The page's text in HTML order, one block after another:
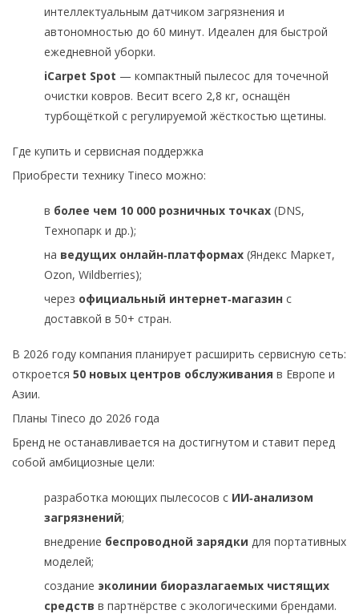
интеллектуальным датчиком загрязнения и
автономностью до 60 минут. Идеален для быстрой
ежедневной уборки.
iCarpet Spot — компактный пылесос для точечной
очистки ковров. Весит всего 2,8 кг, оснащён
турбощёткой с регулируемой жёсткостью щетины.
Где купить и сервисная поддержка
Приобрести технику Tineco можно:
в более чем 10 000 розничных точках (DNS,
Технопарк и др.);
на ведущих онлайн‑платформах (Яндекс Маркет,
Ozon, Wildberries);
через официальный интернет‑магазин с
доставкой в 50+ стран.
В 2026 году компания планирует расширить сервисную сеть:
откроется 50 новых центров обслуживания в Европе и
Азии.
Планы Tineco до 2026 года
Бренд не останавливается на достигнутом и ставит перед
собой амбициозные цели:
разработка моющих пылесосов с ИИ‑анализом
загрязнений;
внедрение беспроводной зарядки для портативных
моделей;
создание эколинии биоразлагаемых чистящих
средств в партнёрстве с экологическими брендами.